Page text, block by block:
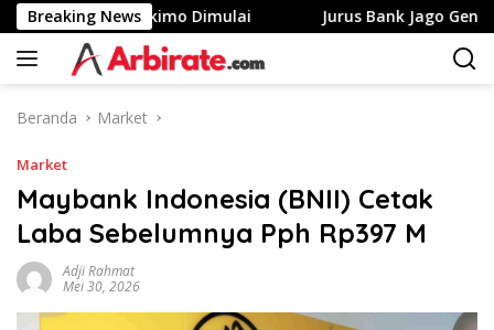
Langsung
ke
konten
Breaking News
Ke Yahukimo Dimulai Jurus Bank Jago Genjot
Beranda Market
Market
Maybank Indonesia (BNII) Cetak
Laba Sebelumnya Pph Rp397 M
Adji Rahmat
Mei 30, 2026